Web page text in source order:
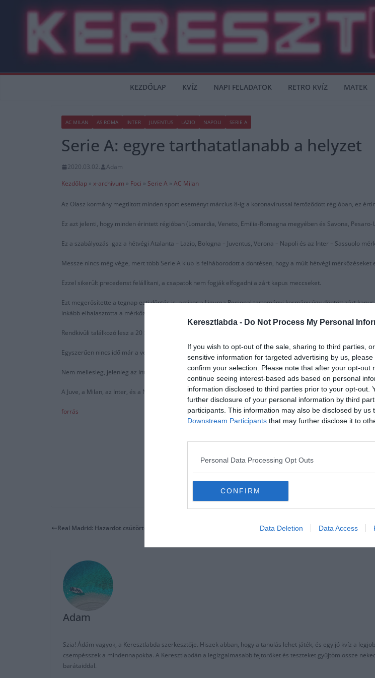
Keresztlabda - Do Not Process My Personal
If you wish to opt-out of the sale, sharing to third parties,
sensitive information for targeted advertising by us,
confirm your selection. Please note that after your opt-out
continue seeing interest-based ads based on personal
information disclosed to third parties prior to your opt-out.
further disclosure of your personal information by third
participants. This information may also be disclosed by us
Downstream Participants that may further disclose it to
Personal Data Processing Opt Outs
CONFIRM
Data Deletion Data Access
KEZDŐLAP KVÍZ NAPI FELADATOK RETRO KVÍZ MATEK
AC MILAN AS ROMA INTER JUVENTUS LAZIO NAPOLI SERIE A
Serie A: egyre tarthatatlanabb a helyzet
2020.03.02.
Adam
Kezdőlap » x-archívum » Foci » Serie A » AC Milan
Az Olasz kormány megtiltott minden sport eseményt március 8-ig a koronavírussal fertőződött régióban, ez
Ez azt jelenti, hogy minden érintett régióban (Lomardia, Veneto, Emilia-Romagna megyében és Savona,
Ez a szabályozás igaz a hétvégi Atalanta – Lazio, Bologna – Juventus, Verona – Napoli és az Inter – Sassuolo
Messze nincs még vége, mert több Serie A klub is felháborodott a döntésen, hogy a múlt hétvégi
Ezzel sikerült precedenst felállítani, a csapatok nem fogják elfogadni a zárt kapus meccseket.
Ezt megerősítette a tegnap esti döntés is, amikor a Ligurea Regional tartományi kormány úgy döntött zárt
inkább elhalasztotta a mérkőzést május 13-ra csak úgy mint a Juventus – Inter, a Milan – Genoa, az Udinese –
Rendkivüli találkozó lesz a 20 Serie A klubbal szerdán Rómában, de a helyzet kezd tarthatatlanná válni.
Egyszerűen nincs idő már a versenynaptárban az elhalasztatott mérkőzések lejátszására, különösen, hogy a
Nem mellesleg, jelenleg az Inter, a Napoli, az Atalanta, a Juventus és a Roma európai kupameccseit is
A Juve, a Milan, az Inter, és a Napoli is játszik az Olasz Kupában még ezen a héten…
forrás
Real Madrid: Hazardot csütörtökön műtik
Adam
Szia! Ádám vagyok, a Keresztlabda szerkesztője. Hiszek abban, hogy a tanulás lehet játék, és egy jó kvíz a
csempésszek a mindennapokba. A Keresztlabdán a legizgalmasabb fejtörőket és teszteket gyűjtöm össze
barátaiddal.